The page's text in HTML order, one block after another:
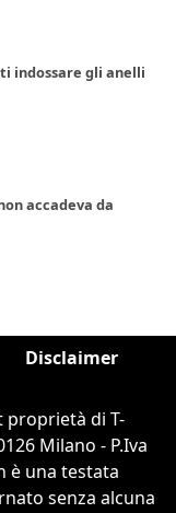
indossare gli anelli
accadeva da
Disclaimer
proprietà di T-
Milano - P.Iva
è una testata
senza alcuna